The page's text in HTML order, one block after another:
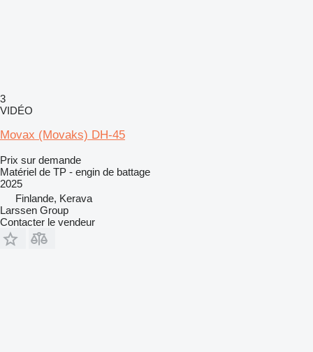
3
VIDÉO
Movax (Movaks) DH-45
Prix sur demande
Matériel de TP - engin de battage
2025
Finlande, Kerava
Larssen Group
Contacter le vendeur